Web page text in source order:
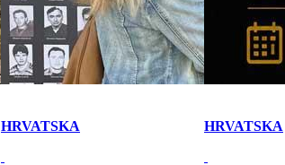
HRVATSKA HRVATSKA